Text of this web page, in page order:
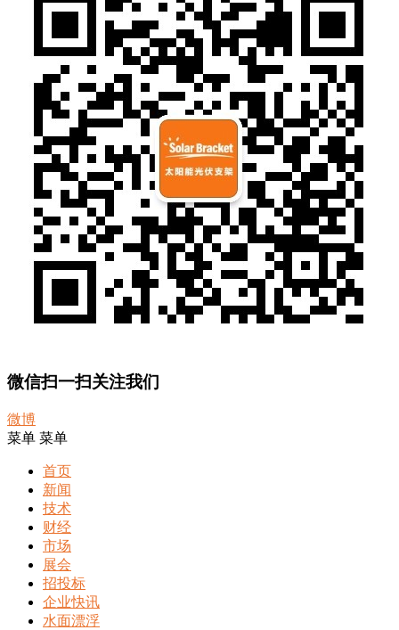
微信扫一扫关注我们
微博
菜单 菜单
首页
新闻
技术
财经
市场
展会
招投标
企业快讯
水面漂浮